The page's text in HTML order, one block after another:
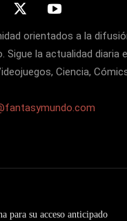
orientados a la
Sigue la actualidad diaria
Ciencia,
para su acceso anticipado